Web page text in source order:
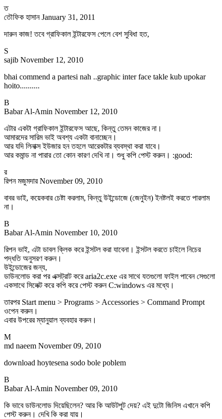
ত
তৌফিক হাসান January 31, 2011
দারুন কাজ! তবে গ্রাফিকাল ইন্টারফেস পেলে বেশ সুবিধা হত,
S
sajib November 12, 2010
bhai commend a partesi nah ..graphic inter face takle kub upokar
hoito..........
B
Babar Al-Amin November 12, 2010
এটার একটা গ্রাফিকাল ইন্টারফেস আছে, কিন্তু তেমন কাজের না।
আমারদের সারিম ভাই অবশ্য একটা বানাচ্ছেন।
আর যদি লিনাক্স ইউজার হন তহলে আরেকটার ব্যবস্থা করা যাবে।
আর কমান্ড না পারার তো কোন কারণ দেখি না। শুধু কপি পেস্ট করুন। :good:
র
রিপন মজুমদার November 09, 2010
বাবর ভাই, কয়েকবার চেষ্টা করলাম, কিন্তু উইন্ডোজে (জেনুইন) ইনষ্টলই করতে পারলাম
না।
B
Babar Al-Amin November 10, 2010
রিপন ভাই, এটা ডাবল ক্লিক করে ইন্সটল করা যাবেনা। ইন্সটল করতে চাইলে নিচের
পদ্ধতি অনুসরণ করুন।
উইন্ডোজের জন্য,
ডাউনলোড করা পর এক্সট্রাট করে aria2c.exe এর সাথে যতগুলো ফাইল পাবেন সেগুলো
একসাথে সিলেক্ট করে কপি করে পেস্ট করুন C:windows এর মধ্যে।
তারপর Start menu > Programs > Accessories > Command Prompt
ওপেন করুন।
এবার উপরের ম্যানুয়াল ব্যবহার করুন।
M
md naeem November 09, 2010
download hoytesena sodo bole poblem
B
Babar Al-Amin November 09, 2010
কি ভাবে ডাউনলোড দিয়েছিলেন? আর কি আউটপুট দেয়? এই দুটো জিনিস এখানে কপি
পেস্ট করুন। দেখি কি করা যায়।